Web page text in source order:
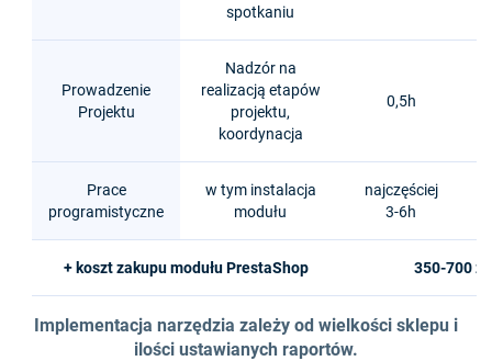
spotkaniu
Prowadzenie
Projektu
Nadzór na
realizacją etapów
projektu,
koordynacja
0,5h
Prace
programistyczne
w tym instalacja
modułu
najczęściej
3-6h
+ koszt zakupu modułu PrestaShop 350-700
Implementacja narzędzia zależy od wielkości sklepu i
ilości ustawianych raportów.